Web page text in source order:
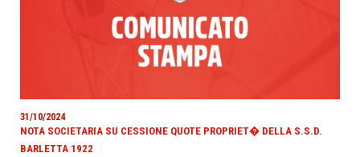
31/10/2024
NOTA SOCIETARIA SU CESSIONE QUOTE PROPRIET� DELLA S.S.D.
BARLETTA 1922